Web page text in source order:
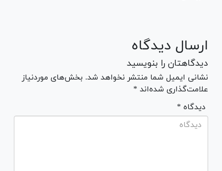
ارسال دیدگاه
دیدگاهتان را بنویسید
نشانی ایمیل شما منتشر نخواهد شد. بخش‌های موردنیاز
علامت‌گذاری شده‌اند *
* دیدگاه